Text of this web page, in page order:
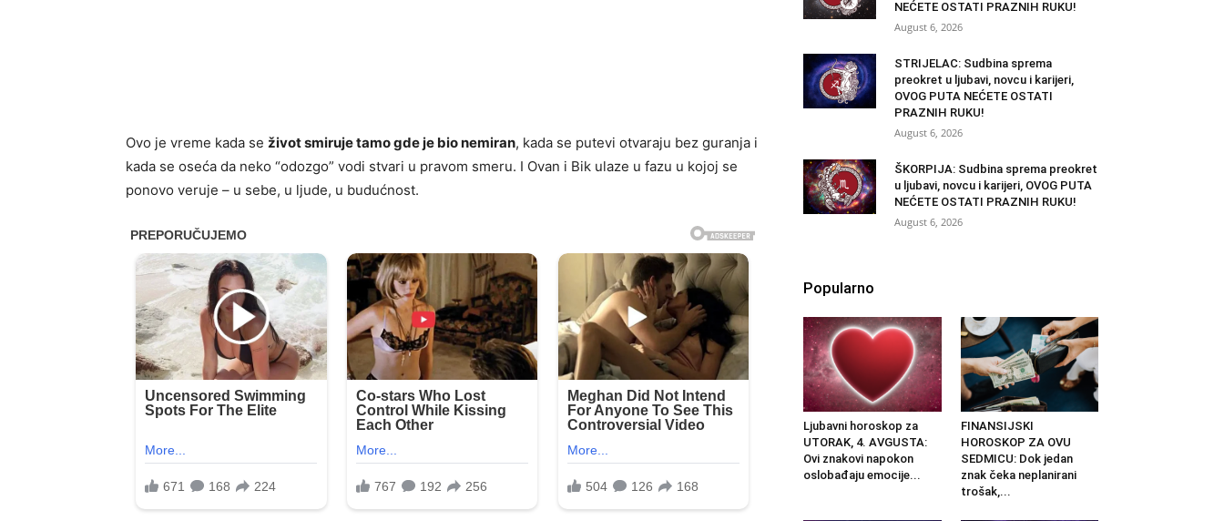
Ovo je vreme kada se život smiruje tamo gde je bio nemiran, kada se putevi otvaraju bez guranja i
kada se oseća da neko “odozgo” vodi stvari u pravom smeru. I Ovan i Bik ulaze u fazu u kojoj se
ponovo veruje – u sebe, u ljude, u budućnost.
NEĆETE OSTATI PRAZNIH RUKU!
August 6, 2026
STRIJELAC: Sudbina sprema
preokret u ljubavi, novcu i karijeri,
OVOG PUTA NEĆETE OSTATI
PRAZNIH RUKU!
August 6, 2026
ŠKORPIJA: Sudbina sprema preokret
u ljubavi, novcu i karijeri, OVOG PUTA
NEĆETE OSTATI PRAZNIH RUKU!
August 6, 2026
Popularno
Ljubavni horoskop za
UTORAK, 4. AVGUSTA:
Ovi znakovi napokon
oslobađaju emocije...
FINANSIJSKI
HOROSKOP ZA OVU
SEDMICU: Dok jedan
znak čeka neplanirani
trošak,...